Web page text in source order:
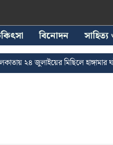
বিনোদন
২৪ জুলাইয়ের মিছিলে হাঙ্গামার